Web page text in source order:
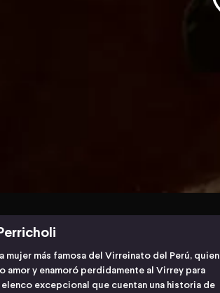
mujer más famosa del Virreinato del Perú, quien
amor y enamoró perdidamente al Virrey para
excepcional que cuentan una historia de